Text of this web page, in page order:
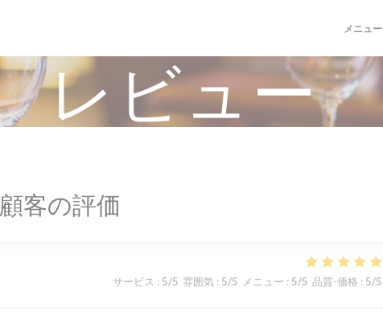
メニュー
レビュー
顧客の評価
サービス : 5/5 雰囲気: 5/5 メニュー : 5/5 品質-価格 : 5/5